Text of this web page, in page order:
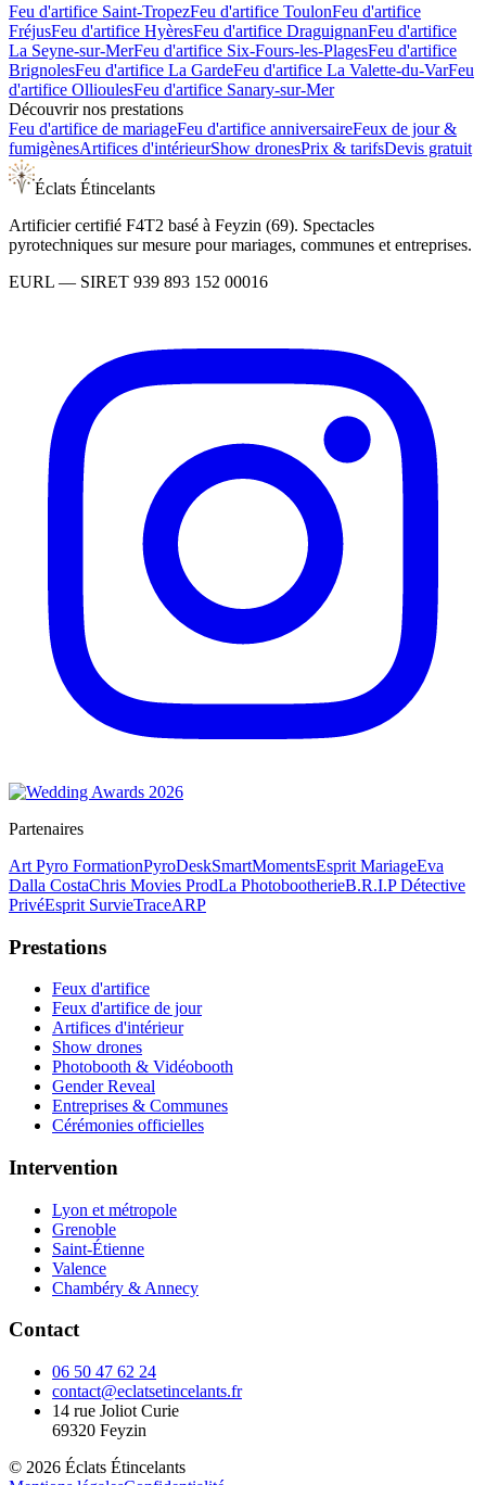
Feu d'artifice Saint-TropezFeu d'artifice ToulonFeu d'artifice
FréjusFeu d'artifice HyèresFeu d'artifice DraguignanFeu d'artifice
La Seyne-sur-MerFeu d'artifice Six-Fours-les-PlagesFeu d'artifice
BrignolesFeu d'artifice La GardeFeu d'artifice La Valette-du-VarFeu
d'artifice OllioulesFeu d'artifice Sanary-sur-Mer
Découvrir nos prestations
Feu d'artifice de mariageFeu d'artifice anniversaireFeux de jour &
fumigènesArtifices d'intérieurShow dronesPrix & tarifsDevis gratuit
Éclats Étincelants
Artificier certifié F4T2 basé à Feyzin (69). Spectacles
pyrotechniques sur mesure pour mariages, communes et entreprises.
EURL — SIRET 939 893 152 00016
Partenaires
Art Pyro FormationPyroDeskSmartMomentsEsprit MariageEva
Dalla CostaChris Movies ProdLa PhotobootherieB.R.I.P Détective
PrivéEsprit SurvieTraceARP
Prestations
Feux d'artifice
Feux d'artifice de jour
Artifices d'intérieur
Show drones
Photobooth & Vidéobooth
Gender Reveal
Entreprises & Communes
Cérémonies officielles
Intervention
Lyon et métropole
Grenoble
Saint-Étienne
Valence
Chambéry & Annecy
Contact
06 50 47 62 24
contact@eclatsetincelants.fr
14 rue Joliot Curie
69320 Feyzin
© 2026 Éclats Étincelants